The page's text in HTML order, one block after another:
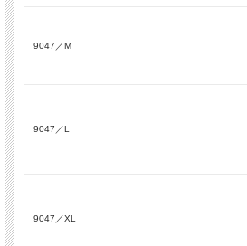
9047／M
9047／L
9047／XL